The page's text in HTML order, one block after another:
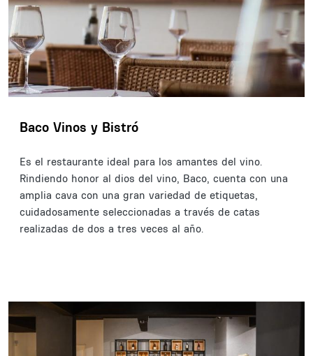
Baco Vinos y Bistró
Es el restaurante ideal para los amantes del vino.
Rindiendo honor al dios del vino, Baco, cuenta con una
amplia cava con una gran variedad de etiquetas,
cuidadosamente seleccionadas a través de catas
realizadas de dos a tres veces al año.